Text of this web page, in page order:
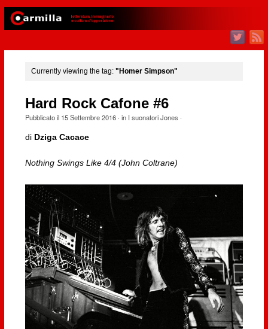
Currently viewing the tag: "Homer Simpson"
Hard Rock Cafone #6
Pubblicato il 15 Settembre 2016· in I suonatori Jones ·
di Dziga Cacace
Nothing Swings Like 4/4 (John Coltrane)